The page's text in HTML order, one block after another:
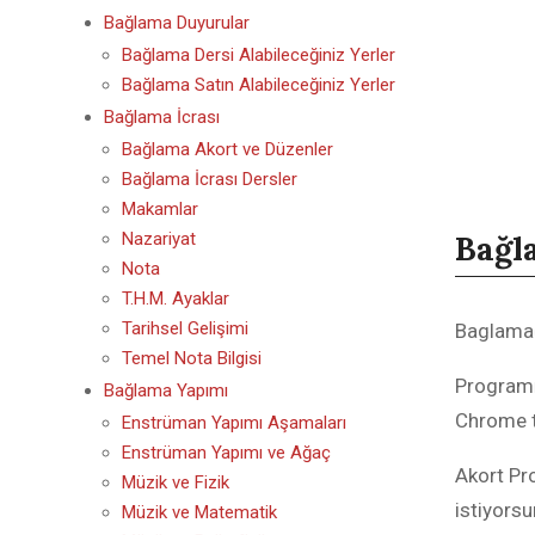
florida
kansas
custom
deion
johnny
detroit
detroit
custom
detroit
College
Chrome
Akort
Bağlama Duyurular
Bağlama Dersi Alabileceğiniz Yerler
Bağlama Satın Alabileceğiniz Yerler
Bağlama İcrası
Bağlama Akort ve Düzenler
Bağlama İcrası Dersler
Makamlar
Nazariyat
Nota
T.H.M. Ayaklar
Tarihsel Gelişimi
Temel Nota Bilgisi
Bağlama Yapımı
Enstrüman Yapımı Aşamaları
Enstrüman Yapımı ve Ağaç
Müzik ve Fizik
Müzik ve Matematik